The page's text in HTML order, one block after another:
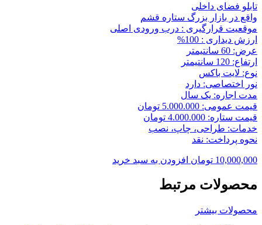
تابلو فضای داخلی
واقع در بازار بزرگ ستاره قشم
موقعیت قرارگیری : درب ورودی اصلی
ارزش دیداری : 100%
عرض: 60 سانتیمتر
ارتفاع: 120 سانتیمتر
نوع: لایت باکس
نور اختصاصی: دارد
مدت اجاره: یک سال
قیمت عمومی: 5.000.000 تومان
قیمت ستاره: 4.000.000 تومان
خدمات: طراحی، چاپ، نصب
نحوه پرداخت: نقد
10,000,000 تومان افزودن به سبد خرید
محصولات مرتبط
محصولات بیشتر